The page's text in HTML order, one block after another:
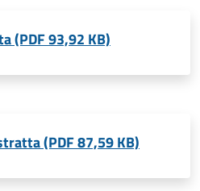
(PDF 93,92 KB)
(PDF 87,59 KB)